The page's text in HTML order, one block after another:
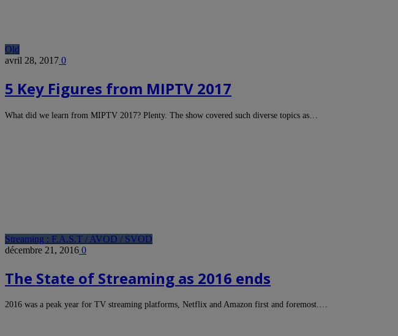
Old
avril 28, 2017 0
5 Key Figures from MIPTV 2017
What did we learn from MIPTV 2017? Plenty. The show covered such diverse topics as…
Streaming : F.A.S.T / AVOD / SVOD
décembre 21, 2016 0
The State of Streaming as 2016 ends
2016 was a peak year for TV streaming platforms, Netflix and Amazon first and foremost.…